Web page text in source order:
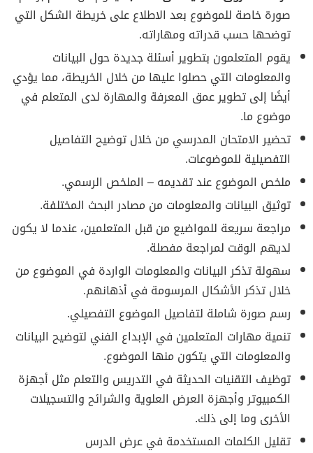
صورة خاصة للموضوع بعد الاطلاع على خريطة الشكل التي
توضحها حسب قدراته ومهاراته.
يقوم المتعلمون بتطوير أسئلة جديدة حول البيانات
والمعلومات التي حصلوا عليها من خلال الخريطة، مما يؤدي
أيضًا إلى تطوير عمق المعرفة والمهارة لدى المتعلم في
موضوع ما.
تحضير الامتحان المدرسي من خلال توضيح التفاصيل
التفصيلية للموضوعات.
ملخص الموضوع عند تقديمه – الملخص الرسمي.
توثيق البيانات والمعلومات من مصادر البحث المختلفة.
مراجعة سريعة للمواضيع من قبل المتعلمين، عندما لا يكون
لديهم الوقت لمراجعة مفصلة.
سهولة تذكر البيانات والمعلومات الواردة في الموضوع من
خلال تذكر الأشكال المرسومة في أذهانهم.
رسم صورة شاملة لتفاصيل الموضوع التفصيلي.
تنمية مهارات المتعلمين في الإبداع الفني لتوضيح البيانات
والمعلومات التي يتكون منها الموضوع.
توظيف التقنيات الحديثة في التدريس والتعلم مثل أجهزة
الكمبيوتر وأجهزة العرض العلوية والشرائح والتسجيلات
الأخرى وما إلى ذلك.
تقليل الكلمات المستخدمة في عرض الدرس